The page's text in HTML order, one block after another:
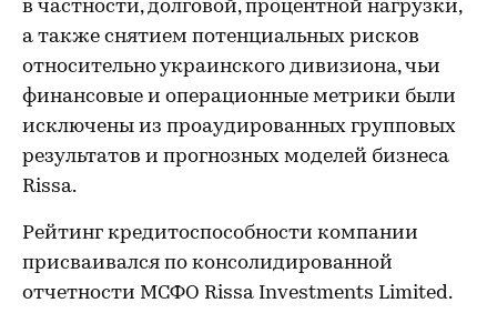
в частности, долговой, процентной нагрузки,
а также снятием потенциальных рисков
относительно украинского дивизиона, чьи
финансовые и операционные метрики были
исключены из проаудированных групповых
результатов и прогнозных моделей бизнеса
Rissa.
Рейтинг кредитоспособности компании
присваивался по консолидированной
отчетности МСФО Rissa Investments Limited.